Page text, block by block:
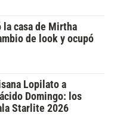
casa de Mirtha
de look y ocupó
Lopilato a
Domingo: los
Starlite 2026